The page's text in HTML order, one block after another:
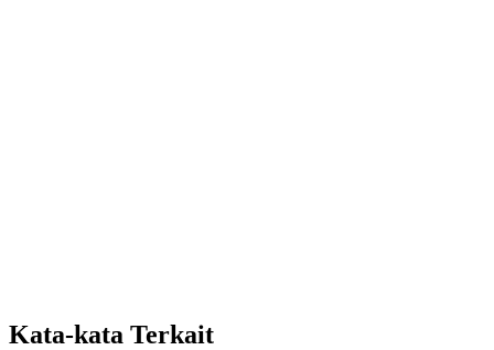
Kata-kata Terkait